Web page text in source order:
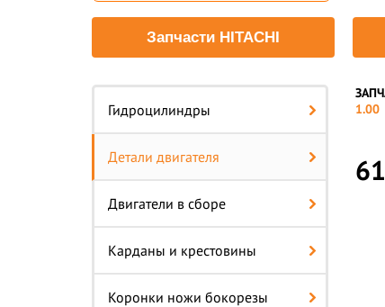
Запчасти HITACHI
Гидроцилиндры
Детали двигателя
Двигатели в сборе
Карданы и крестовины
Коронки ножи бокорезы
1.00